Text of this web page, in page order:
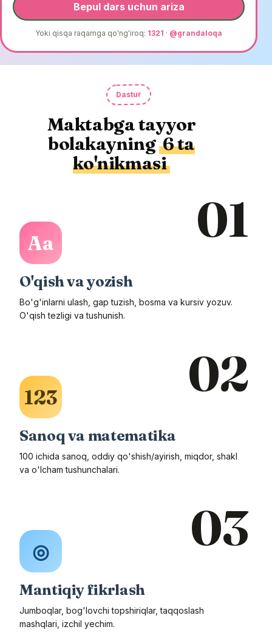
Bepul dars uchun ariza
Yoki qisqa raqamga qo'ng'iroq: 1321 · @grandaloqa
Dastur
Maktabga tayyor
bolakayning 6 ta
ko'nikmasi
01
Aa
O'qish va yozish
Bo'g'inlarni ulash, gap tuzish, bosma va kursiv yozuv.
O'qish tezligi va tushunish.
02
123
Sanoq va matematika
100 ichida sanoq, oddiy qo'shish/ayirish, miqdor, shakl
va o'lcham tushunchalari.
03
◎
Mantiqiy fikrlash
Jumboqlar, bog'lovchi topshiriqlar, taqqoslash
mashqlari, izchil yechim.